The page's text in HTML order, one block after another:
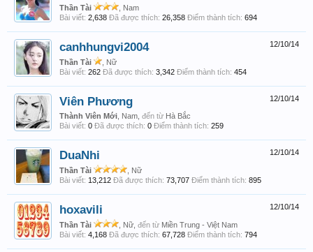
Thần Tài
, Nam
Bài viết: 2,638 Đã được thích: 26,358 Điểm thành tích: 694
12/10/14
canhhungvi2004
Thần Tài
, Nữ
Bài viết: 262 Đã được thích: 3,342 Điểm thành tích: 454
12/10/14
Viên Phương
Thành Viên Mới , Nam, đến từ Hà Bắc
Bài viết: 0 Đã được thích: 0 Điểm thành tích: 259
12/10/14
DuaNhi
Thần Tài
, Nữ
Bài viết: 13,212 Đã được thích: 73,707 Điểm thành tích: 895
12/10/14
hoxavili
Thần Tài , Nữ, đến từ Miền Trung - Việt Nam
Bài viết: 4,168 Đã được thích: 67,728 Điểm thành tích: 794